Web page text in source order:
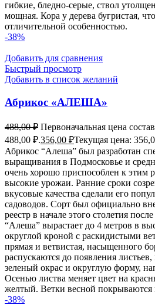
гибкие, бледно-серые, ствол
мощная. Кора у дерева бугристая,
отличительной особенностью.
-38%
Добавить для сравнения
Быстрый просмотр
Добавить в список желаний
Абрикос «АЛЕША»
488,00₽ Первоначальная цена
488,00 ₽.356,00 ₽Текущая цена:
Абрикос “Алеша” был разработан
выращивания в Подмосковье и
очень хорошо приспособлен к этим
высокие урожаи. Ранние сроки
вкусовые качества сделали его
садоводов. Сорт был официально
реестр в начале этого столетия
“Алеша” вырастает до 4 метров в
округлой кроной с раскидистыми
прямая и ветвистая, насыщенного
распускаются до появления
зеленый окрас и округлую форму,
Осенью листва меняет цвет на
желтый. Ветки весной
-38%